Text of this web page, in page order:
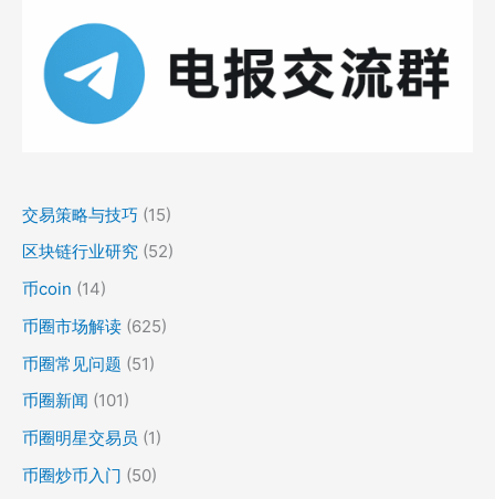
交易策略与技巧 (15)
区块链行业研究 (52)
币coin (14)
币圈市场解读 (625)
币圈常见问题 (51)
币圈新闻 (101)
币圈明星交易员 (1)
币圈炒币入门 (50)